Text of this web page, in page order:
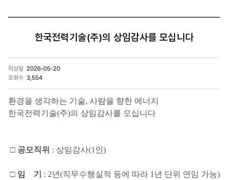
한국전력기술(주)의 상임감사를 모십니다
작성일 2026-05-20
조회수 3,554
환경을 생각하는 기술, 사람을 향한 에너지
한국전력기술(주)의 상임감사를 모십니다
□ 공모직위 : 상임감사(1인)
□ 임 기 : 2년(직무수행실적 등에 따라 1년 단위 연임 가능)